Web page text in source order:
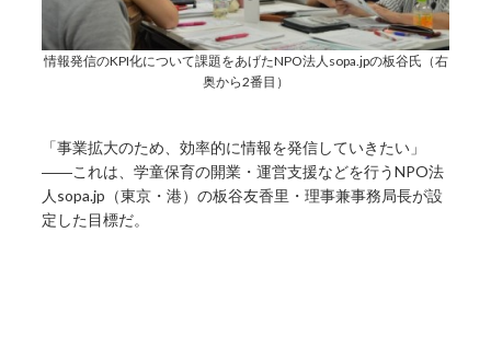
情報発信のKPI化について課題をあげたNPO法人sopa.jpの板谷氏（右
奥から2番目）
「事業拡大のため、効率的に情報を発信していきたい」
――これは、学童保育の開業・運営支援などを行うNPO法
人sopa.jp（東京・港）の板谷友香里・理事兼事務局長が設
定した目標だ。